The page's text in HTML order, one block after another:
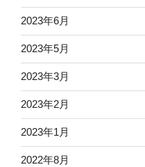
2023年6月
2023年5月
2023年3月
2023年2月
2023年1月
2022年8月